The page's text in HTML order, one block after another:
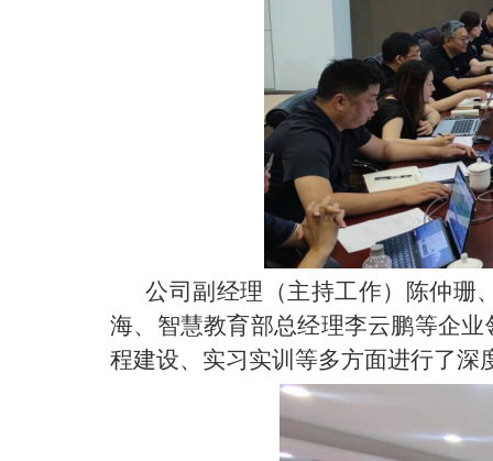
公司副经理（主持工作）陈仲珊
海、智慧教育部总经理李云鹏等企
程建设、实习实训等多方面进行了深